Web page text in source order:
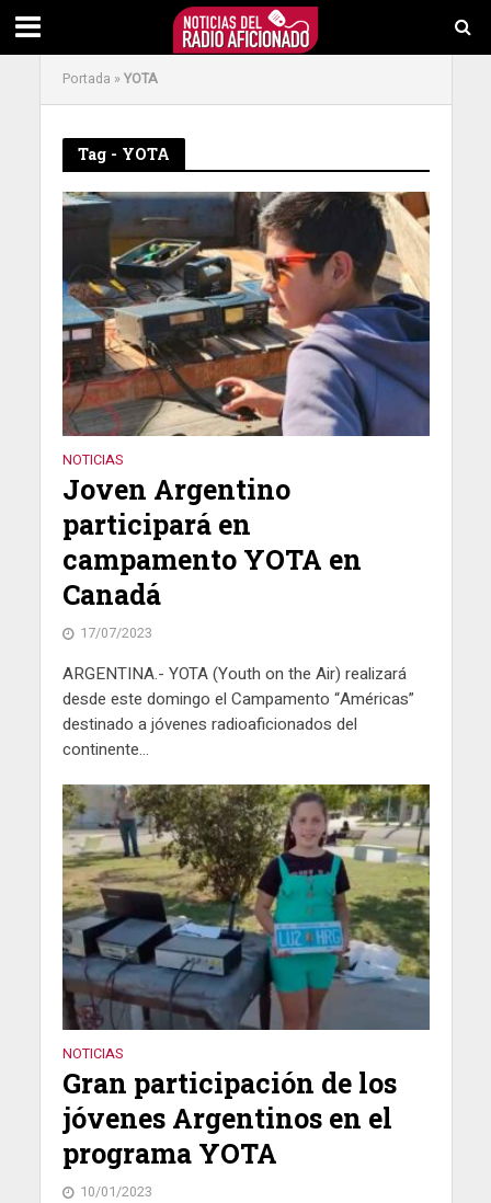
Portada »YOTA
Tag - YOTA
NOTICIAS
Joven Argentino
participará en
campamento YOTA en
Canadá
17/07/2023
ARGENTINA.- YOTA (Youth on the Air) realizará
desde este domingo el Campamento “Américas”
destinado a jóvenes radioaficionados del
continente...
NOTICIAS
Gran participación de los
jóvenes Argentinos en el
programa YOTA
10/01/2023